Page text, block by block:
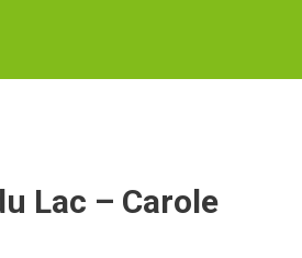
Lac – Carole